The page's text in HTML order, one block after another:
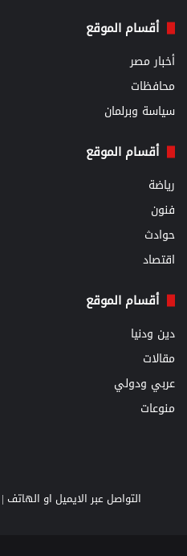
أقسام الموقع
أخبار مصر
محافظات
سياسة وبرلمان
أقسام الموقع
رياضة
فنون
حوادث
اقتصاد
أقسام الموقع
دين ودنيا
مقالات
عربي ودولي
منوعات
التواصل عبر الايميل او